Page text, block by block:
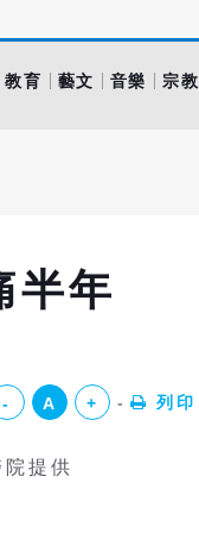
教育 藝文 音樂 宗教
半年
- A + 列印